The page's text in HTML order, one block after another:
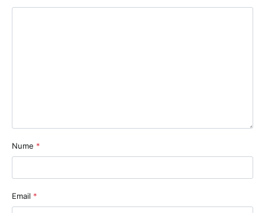
Nume *
Email *